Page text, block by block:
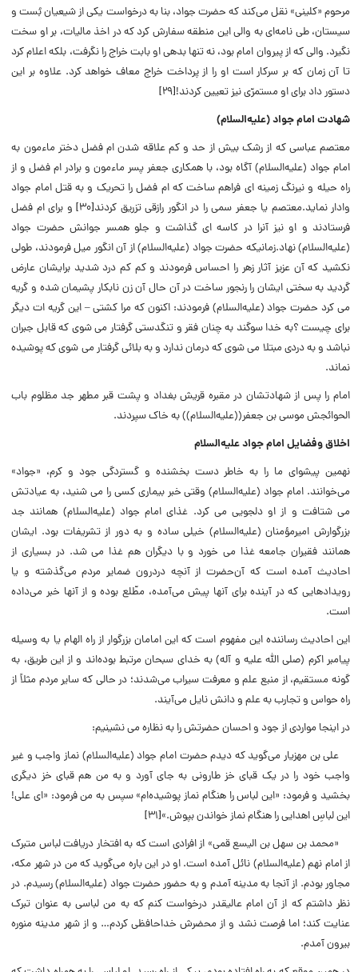
مرحوم «کلینى» نقل مى‌کند که حضرت جواد، بنا به درخواست یکى از شیعیان بُست و
سیستان، طى نامه‌اى به والى این منطقه سفارش کرد که در اخذ مالیات، بر او سخت
نگیرد. والى که از پیروان امام بود، نه تنها بدهى او بابت خراج را نگرفت، بلکه اعلام کرد
تا آن زمان که بر سرکار است او را از پرداخت خراج معاف خواهد کرد. علاوه بر این
دستور داد براى او مستمرّى نیز تعیین کردند![۲۹]
شهادت امام جواد (علیه‌‌السلام)
معتصم عباسی که از رشک بیش از حد و کم علاقه شدن ام فضل دختر ماءمون به
امام جواد (علیه‌‌السلام) آگاه بود، با همکارى جعفر پسر ماءمون و برادر ام فضل و از
راه حیله و نیرنگ زمینه اى فراهم ساخت که ام فضل را تحریک و به قتل امام جواد
وادار نماید.معتصم یا جعفر سمى را در انگور رازقى تزریق کردند[۳۰] و براى ام فضل
فرستادند و او نیز آنرا در کاسه اى گذاشت و جلو همسر جوانش حضرت جواد
(علیه‌‌السلام) نهاد.زمانیکه حضرت جواد (علیه‌‌السلام) از آن انگور میل فرمودند، طولى
نکشید که آن عزیز آثار زهر را احساس فرمودند و کم کم درد شدید برایشان عارض
گردید به سختى ایشان را رنجور ساخت در آن حال آن زن نابکار پشیمان شده و گریه
مى کرد حضرت جواد (علیه‌‌السلام) فرمودند: اکنون که مرا کشتى – این گریه ات دیگر
براى چیست ؟به خدا سوگند به چنان فقر و تنگدستى گرفتار مى شوى که قابل جبران
نباشد و به دردى مبتلا مى شوى که درمان ندارد و به بلائى گرفتار مى شوى که پوشیده
نماند.
امام را پس از شهادتشان در مقبره قریش بغداد و پشت قبر مطهر جد مظلوم باب
الحوائجش موسى بن جعفر((علیه‌‌السلام)) به خاک سپردند.
اخلاق وفضایل امام جواد علیه‌السلام‌
نهمین پیشواى ما را به خاطر دست بخشنده و گستردگی جود و کرم، «جواد»
مى‌خوانند. امام جواد (علیه‌السلام‌) وقتی خبر بیماری کسی را می شنید، به عیادتش
می شتافت و از او دلجویی می کرد. غذای امام جواد (علیه‌‌السلام) همانند جد
بزرگوارش امیرمؤمنان (علیه‌‌السلام) خیلی ساده و به دور از تشریفات بود. ایشان
همانند فقیران جامعه غذا می خورد و با دیگران هم غذا می شد. در بسیارى از
احادیث آمده است که آن‌حضرت از آنچه دردرون ضمایر مردم مى‌گذشته و یا
رویدادهایى که در آینده براى آنها پیش‌ مى‌آمده، مطّلع بوده و از آنها خبر مى‌داده
است.
این احادیث رساننده این‌ مفهوم است که‌ این امامان بزرگوار از راه الهام یا به وسیله
پیامبر اکرم (صلی الله علیه و آله) به خداى سبحان مرتبط بوده‌اند و از این طریق، به
گونه مستقیم، از منبع علم و معرفت سیراب‌ مى‌شدند؛ در حالى که سایر مردم مثلاً از
راه حواس و تجارب به علم ‌و دانش نایل مى‌آیند.
در اینجا مواردی از جود و احسان حضرتش را به نظاره می‌ نشینیم:
علی بن مهزیار می‌گوید که دیدم حضرت امام جواد (علیه‌السلام) نماز واجب و غیر
واجب خود را در یک قبای خز طارونی به جای آورد و به من هم قبای خز دیگری
بخشید و فرمود: «این لباس را هنگام نماز پوشیده‌ام» سپس به من فرمود: «ای علی!
این لباسِ اهدایی را هنگام نماز خواندن بپوش.»[۳۱]
«محمد بن سهل بن الیسع قمی» از افرادی است که به افتخار دریافت لباس متبرک
از امام نهم (علیه‌السلام) نائل آمده است. او در این باره می‌گوید که من در شهر مکه،
مجاور بودم. از آنجا به مدینه آمدم و به حضور حضرت جواد (علیه‌السلام) رسیدم. در
نظر داشتم که از آن امام عالیقدر درخواست کنم که به من لباسی به عنوان تبرک
عنایت کند؛ اما فرصت نشد و از محضرش خداحافظی کردم… و از شهر مدینه منوره
بیرون آمدم.